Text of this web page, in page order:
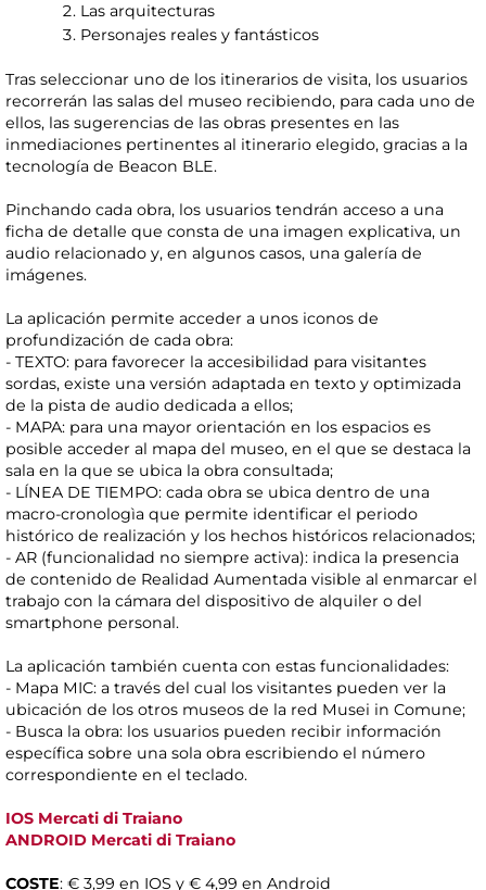
Las arquitecturas
Personajes reales y fantásticos
Tras seleccionar uno de los itinerarios de visita, los usuarios
recorrerán las salas del museo recibiendo, para cada uno de
ellos, las sugerencias de las obras presentes en las
inmediaciones pertinentes al itinerario elegido, gracias a la
tecnología de Beacon BLE.
Pinchando cada obra, los usuarios tendrán acceso a una
ficha de detalle que consta de una imagen explicativa, un
audio relacionado y, en algunos casos, una galería de
imágenes.
La aplicación permite acceder a unos iconos de
profundización de cada obra:
- TEXTO: para favorecer la accesibilidad para visitantes
sordas, existe una versión adaptada en texto y optimizada
de la pista de audio dedicada a ellos;
- MAPA: para una mayor orientación en los espacios es
posible acceder al mapa del museo, en el que se destaca la
sala en la que se ubica la obra consultada;
- LÍNEA DE TIEMPO: cada obra se ubica dentro de una
macro-cronologìa que permite identificar el periodo
histórico de realización y los hechos históricos relacionados;
- AR (funcionalidad no siempre activa): indica la presencia
de contenido de Realidad Aumentada visible al enmarcar el
trabajo con la cámara del dispositivo de alquiler o del
smartphone personal.
La aplicación también cuenta con estas funcionalidades:
- Mapa MIC: a través del cual los visitantes pueden ver la
ubicación de los otros museos de la red Musei in Comune;
- Busca la obra: los usuarios pueden recibir información
específica sobre una sola obra escribiendo el número
correspondiente en el teclado.
IOS Mercati di Traiano
ANDROID Mercati di Traiano
COSTE: € 3,99 en IOS y € 4,99 en Android